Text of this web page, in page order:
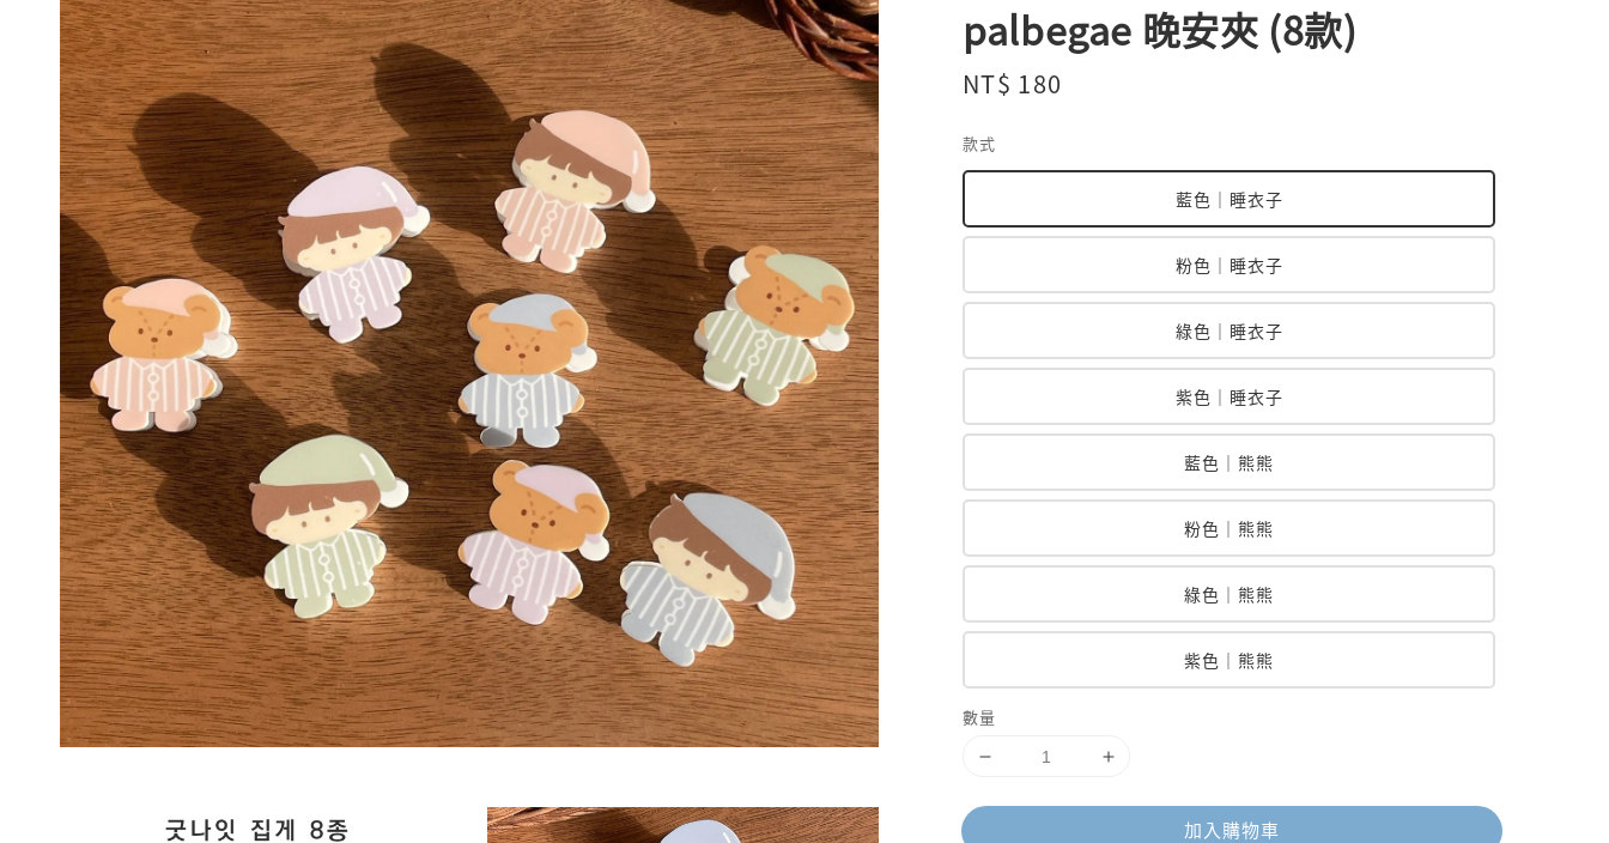
palbegae 晚安夾 (8款)
Regular
NT$ 180
款式
藍色｜睡衣子
粉色｜睡衣子
綠色｜睡衣子
紫色｜睡衣子
藍色｜熊熊
粉色｜熊熊
綠色｜熊熊
紫色｜熊熊
數量
加入購物車